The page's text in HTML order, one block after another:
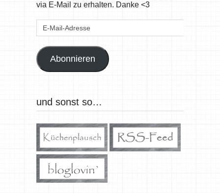
via E-Mail zu erhalten. Danke <3
E-
Abonnieren
und sonst so…